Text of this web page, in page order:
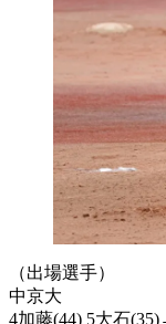
（出場選手）
中京大
4加藤(44) 5大石